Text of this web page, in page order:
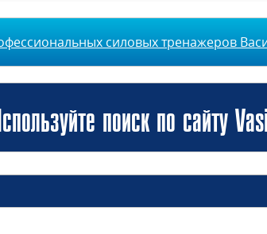
силовых тренажеров
поиск по сайту